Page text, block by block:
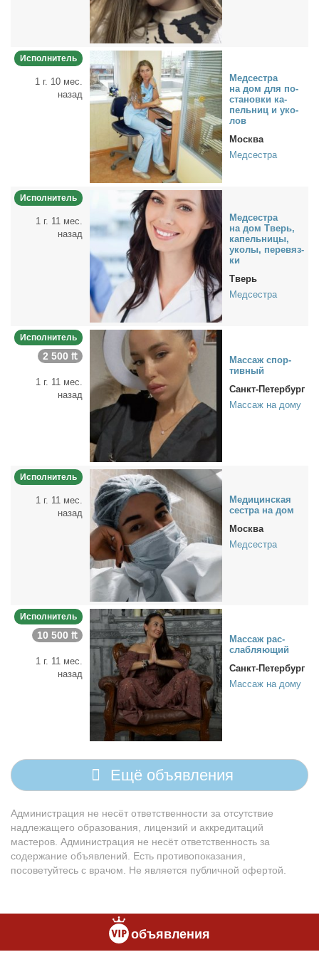
Исполнитель
1 г. 10 мес.
назад
Мед­сест­ра
на дом для по­
ста­нов­ки ка­
пель­ниц и уко­
лов
Москва
Медсестра
Исполнитель
1 г. 11 мес.
назад
Мед­сест­ра
на дом Тверь,
ка­пель­ни­цы,
уко­лы, пе­ре­вяз­
ки
Тверь
Медсестра
Исполнитель
2 500 ₶
1 г. 11 мес.
назад
Мас­саж спор­
тив­ный
Санкт-Петербург
Массаж на дому
Исполнитель
1 г. 11 мес.
назад
Ме­ди­цин­ская
сест­ра на дом
Москва
Медсестра
Исполнитель
10 500 ₶
1 г. 11 мес.
назад
Мас­саж рас­
слаб­ля­ю­щий
Санкт-Петербург
Массаж на дому
Ещё объявления
Администрация не несёт ответственности за отсутствие
надлежащего образования, лицензий и аккредитаций
мастеров. Администрация не несёт ответственность за
содержание объявлений. Есть противопоказания,
посоветуйтесь с врачом. Не является публичной офертой.
объявления